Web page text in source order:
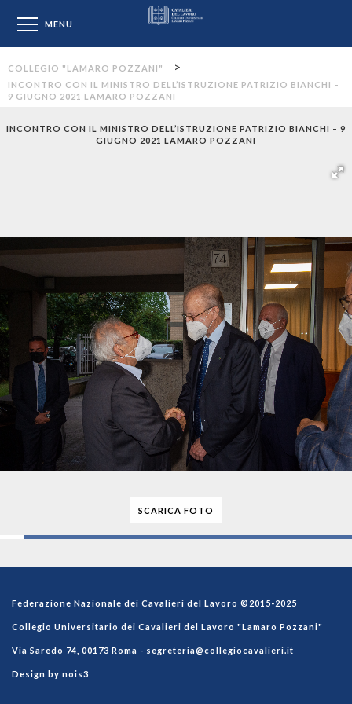
MENU
COLLEGIO "LAMARO POZZANI" >
INCONTRO CON IL MINISTRO DELL’ISTRUZIONE PATRIZIO BIANCHI –
9 GIUGNO 2021 LAMARO POZZANI
INCONTRO CON IL MINISTRO DELL’ISTRUZIONE PATRIZIO BIANCHI – 9
GIUGNO 2021 LAMARO POZZANI
SCARICA FOTO
Federazione Nazionale dei Cavalieri del Lavoro ©2015-2025
Collegio Universitario dei Cavalieri del Lavoro "Lamaro Pozzani"
Via Saredo 74, 00173 Roma - segreteria@collegiocavalieri.it
Design by nois3